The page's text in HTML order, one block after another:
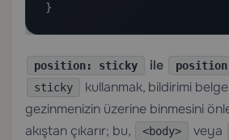
}
position: sticky ile
sticky
kullanmak, bildirimi
gezinmenizin üzerine binmesini
akıştan çıkarır; bu,
<body> veya